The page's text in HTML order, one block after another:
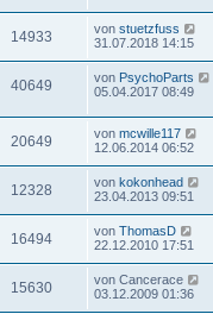
14933 von stuetzfuss
31.07.2018 14:15
40649 von PsychoParts
05.04.2017 08:49
20649 von mcwille117
12.06.2014 06:52
12328 von kokonhead
23.04.2013 09:51
16494 von ThomasD
22.12.2010 17:51
15630 von Cancerace
03.12.2009 01:36